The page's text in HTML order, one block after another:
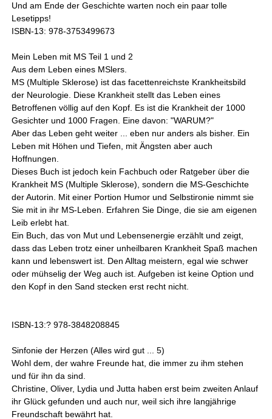
Und am Ende der Geschichte warten noch ein paar tolle
Lesetipps!
ISBN-13: 978-3753499673
Mein Leben mit MS Teil 1 und 2
Aus dem Leben eines MSlers.
MS (Multiple Sklerose) ist das facettenreichste Krankheitsbild
der Neurologie. Diese Krankheit stellt das Leben eines
Betroffenen völlig auf den Kopf. Es ist die Krankheit der 1000
Gesichter und 1000 Fragen. Eine davon: "WARUM?"
Aber das Leben geht weiter ... eben nur anders als bisher. Ein
Leben mit Höhen und Tiefen, mit Ängsten aber auch
Hoffnungen.
Dieses Buch ist jedoch kein Fachbuch oder Ratgeber über die
Krankheit MS (Multiple Sklerose), sondern die MS-Geschichte
der Autorin. Mit einer Portion Humor und Selbstironie nimmt sie
Sie mit in ihr MS-Leben. Erfahren Sie Dinge, die sie am eigenen
Leib erlebt hat.
Ein Buch, das von Mut und Lebensenergie erzählt und zeigt,
dass das Leben trotz einer unheilbaren Krankheit Spaß machen
kann und lebenswert ist. Den Alltag meistern, egal wie schwer
oder mühselig der Weg auch ist. Aufgeben ist keine Option und
den Kopf in den Sand stecken erst recht nicht.
ISBN-13:? 978-3848208845
Sinfonie der Herzen (Alles wird gut ... 5)
Wohl dem, der wahre Freunde hat, die immer zu ihm stehen
und für ihn da sind.
Christine, Oliver, Lydia und Jutta haben erst beim zweiten Anlauf
ihr Glück gefunden und auch nur, weil sich ihre langjährige
Freundschaft bewährt hat.